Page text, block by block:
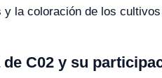
y la coloración de los
de C02 y su